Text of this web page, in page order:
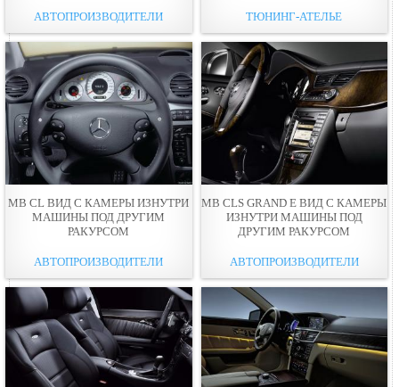
АВТОПРОИЗВОДИТЕЛИ ТЮНИНГ-АТЕЛЬЕ
MB CL ВИД С КАМЕРЫ ИЗНУТРИ
МАШИНЫ ПОД ДРУГИМ
РАКУРСОМ
АВТОПРОИЗВОДИТЕЛИ
MB CLS GRAND E ВИД С КАМЕРЫ
ИЗНУТРИ МАШИНЫ ПОД
ДРУГИМ РАКУРСОМ
АВТОПРОИЗВОДИТЕЛИ